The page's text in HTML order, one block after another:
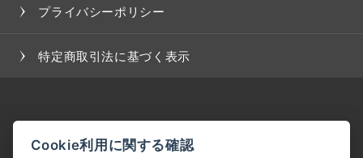
プライバシーポリシー
特定商取引法に基づく表示
Cookie利用に関する確認